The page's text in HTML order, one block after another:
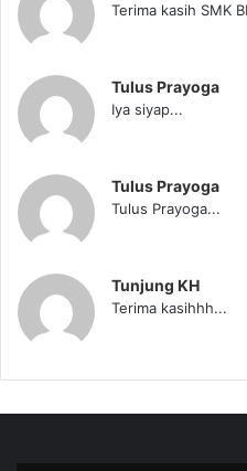
Terima kasih SMK
Tulus Prayoga
Iya siyap...
Tulus Prayoga
Tulus Prayoga...
Tunjung KH
Terima kasihhh...